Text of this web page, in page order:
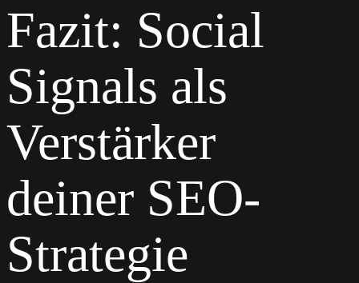
Fazit: Social
Signals als
Verstärker
deiner SEO-
Strategie